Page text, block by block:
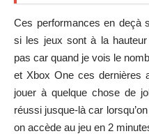
Ces performances en deçà
si les jeux sont à la
pas car quand je vois le
et Xbox One ces dernières
jouer à quelque chose de
réussi jusque-là car
on accède au jeu en 2